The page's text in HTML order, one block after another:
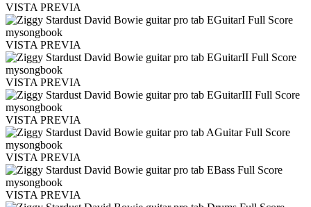
VISTA PREVIA
VISTA PREVIA
VISTA PREVIA
VISTA PREVIA
VISTA PREVIA
VISTA PREVIA